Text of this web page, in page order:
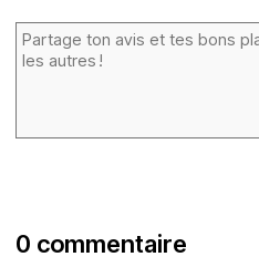
0 commentaire